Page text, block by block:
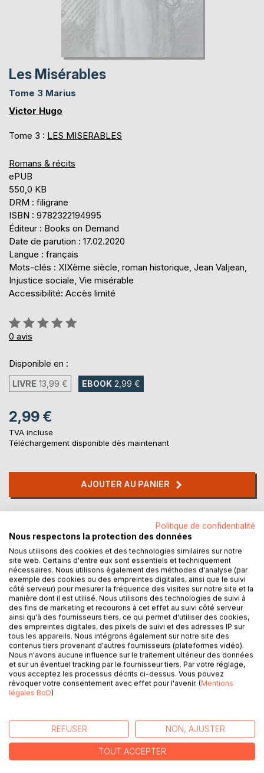
Les Misérables
Tome 3 Marius
Victor Hugo
Tome 3 : LES MISERABLES
Romans & récits
ePUB
550,0 KB
DRM : filigrane
ISBN : 9782322194995
Éditeur : Books on Demand
Date de parution : 17.02.2020
Langue : français
Mots-clés : XIXème siècle, roman historique, Jean Valjean,
Injustice sociale, Vie misérable
Accessibilité: Accès limité
Évaluation:
0%
0 avis
Disponible en :
LIVRE 13,99 € EBOOK 2,99 €
2,99 €
TVA incluse
Téléchargement disponible dès maintenant
AJOUTER AU PANIER
Laisser un avis
DESCRIPTION
Les Misérables est un roman de Victor Hugo paru en 1862.
Ce roman littéraire, historique, social et philosophique est
l'un des plus populaires de la littérature française.
Victor Hugo y décrit la vie misérable à Paris et dans la
L'histoire se déroule au début du XIXème siècle entre la
bataille de Waterloo en 1815 et les émeutes de juin 1832.
Cette peinture très précise de la vie dans le Paris pauvre et
en province en a fait son succès populaire.
Politique de confidentialité
Nous respectons la protection des données
Nous utilisons des cookies et des technologies similaires sur notre
site web. Certains d'entre eux sont essentiels et techniquement
nécessaires. Nous utilisons également des méthodes d'analyse (par
exemple des cookies ou des empreintes digitales, ainsi que le suivi
côté serveur) pour mesurer la fréquence des visites sur notre site et la
manière dont il est utilisé. Nous utilisons des technologies de suivi à
des fins de marketing et recourons à cet effet au suivi côté serveur
ainsi qu'à des fournisseurs tiers, ce qui permet d'utiliser des cookies,
des empreintes digitales, des pixels de suivi et des adresses IP sur
tous les appareils. Nous intégrons également sur notre site des
contenus tiers provenant d'autres fournisseurs (plateformes vidéo).
Nous n'avons aucune influence sur le traitement ultérieur des données
et sur un éventuel tracking par le fournisseur tiers. Par votre réglage,
vous acceptez les processus décrits ci-dessus. Vous pouvez
révoquer votre consentement avec effet pour l'avenir. (Mentions
légales BoD)
REFUSER NON, AJUSTER
TOUT ACCEPTER